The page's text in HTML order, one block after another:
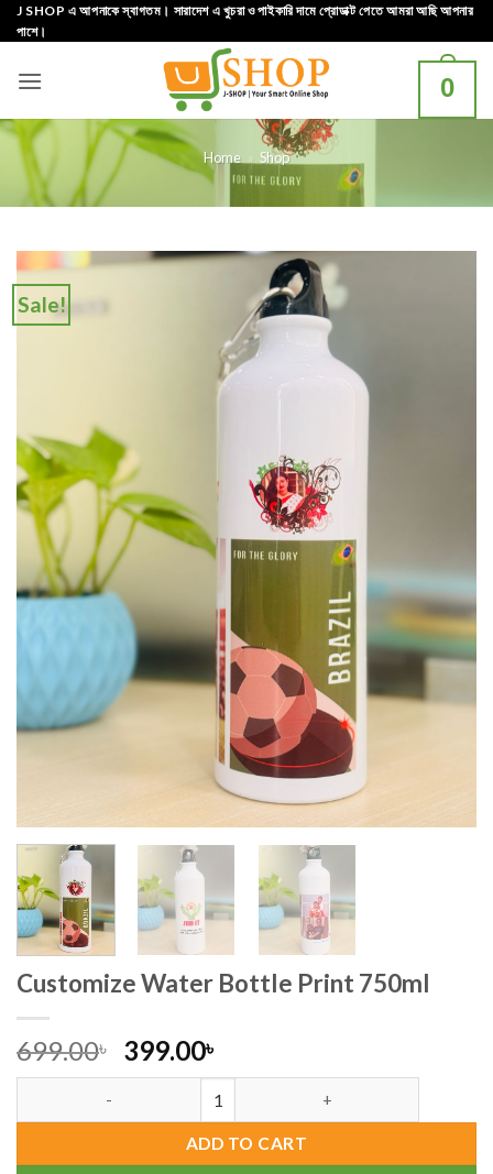
Skip
to
J SHOP এ আপনাকে স্বাগতম। সারাদেশ এ খুচরা ও পাইকারি দামে প্রোডাক্ট পেতে আমরা আছি আপনার
পাশে।
0
Home » Shop
Sale!
Customize Water Bottle Print 750ml
699.00৳
Original
price
699.00৳ .
399.00৳
price
is:
399.00৳ .
ADD TO CART